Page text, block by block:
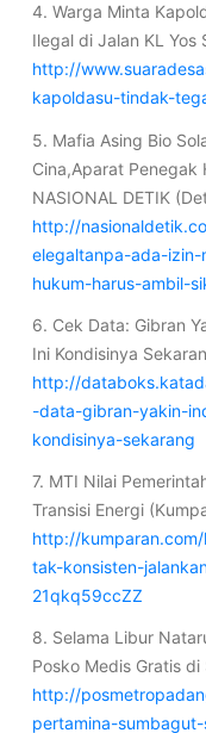
4. Warga Minta
Ilegal di Jalan KL Yos
http://
kapoldasu-tindak-
5. Mafia Asing Bio
Cina,Aparat Penegak
NASIONAL DETIK
http://
elegaltanpa-ada-
hukum-harus-ambil-
6. Cek Data: Gibran
Ini Kondisinya
http://
-data-gibran-yakin-
kondisinya-sekarang
7. MTI Nilai
Transisi Energi
http://
tak-konsisten-
21qkq59ccZZ
8. Selama Libur
Posko Medis Gratis
http://
pertamina-